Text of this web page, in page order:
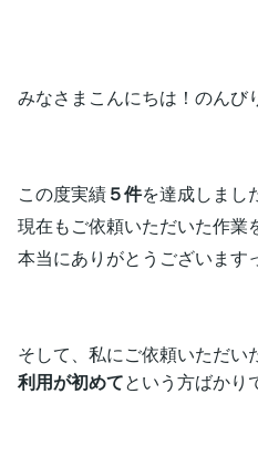
みなさまこんにちは！のんび
この度実績５件を達成しまし
現在もご依頼いただいた作業
本当にありがとうございます
そして、私にご依頼いただい
利用が初めてという方ばかり